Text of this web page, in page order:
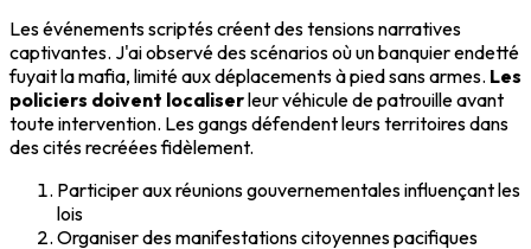
Les événements scriptés créent des tensions narratives
captivantes. J'ai observé des scénarios où un banquier endetté
fuyait la mafia, limité aux déplacements à pied sans armes. Les
policiers doivent localiserleur véhicule de patrouille avant
toute intervention. Les gangs défendent leurs territoires dans
des cités recréées fidèlement.
Participer aux réunions gouvernementales influençant les
lois
Organiser des manifestations citoyennes pacifiques